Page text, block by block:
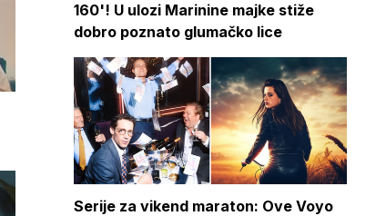
160'! U ulozi Marinine majke stiže
dobro poznato glumačko lice
Serije za vikend maraton: Ove Voyo